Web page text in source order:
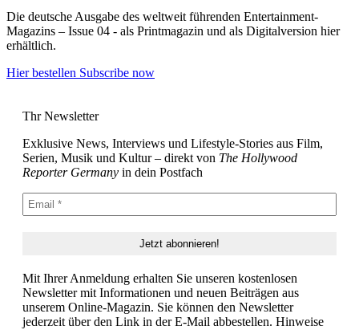
Die deutsche Ausgabe des weltweit führenden Entertainment-
Magazins – Issue 04 - als Printmagazin und als Digitalversion hier
erhältlich.
Hier bestellen Subscribe now
Thr Newsletter
Exklusive News, Interviews und Lifestyle-Stories aus Film,
Serien, Musik und Kultur – direkt von The Hollywood
Reporter Germany in dein Postfach
Mit Ihrer Anmeldung erhalten Sie unseren kostenlosen
Newsletter mit Informationen und neuen Beiträgen aus
unserem Online-Magazin. Sie können den Newsletter
jederzeit über den Link in der E-Mail abbestellen. Hinweise